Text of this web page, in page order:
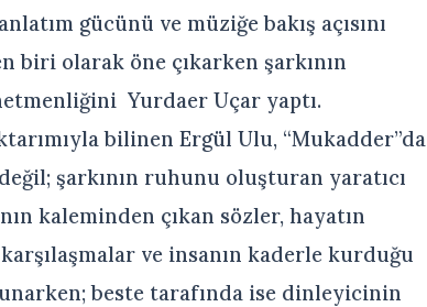
gücünü ve müziğe bakış açısını
biri olarak öne çıkarken şarkının
Yurdaer Uçar yaptı.
bilinen Ergül Ulu, “Mukadder”da
şarkının ruhunu oluşturan yaratıcı
kaleminden çıkan sözler, hayatın
ve insanın kaderle kurduğu
beste tarafında ise dinleyicinin